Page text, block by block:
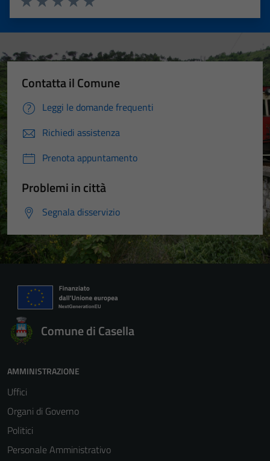
Valuta 5 stelle su 5
Valuta 4 stelle su 5
Valuta 3 stelle su 5
Valuta 2 stelle su 5
Valuta 1 stelle su 5
Contatta il Comune
Leggi le domande frequenti
Richiedi assistenza
Prenota appuntamento
Problemi in città
Segnala disservizio
Comune di Casella
AMMINISTRAZIONE
Uffici
Organi di Governo
Politici
Personale Amministrativo